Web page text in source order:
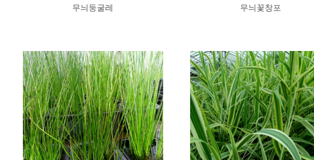
무늬둥굴레 무늬꽃창포